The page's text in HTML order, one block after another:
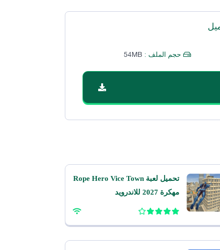
حجم الملف : 54MB
تحميل لعبة Rope Hero Vice Town
مهكرة 2027 للاندرويد